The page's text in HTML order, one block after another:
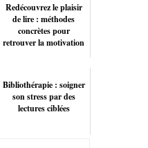
Redécouvrez le plaisir
de lire : méthodes
concrètes pour
retrouver la motivation
Bibliothérapie : soigner
son stress par des
lectures ciblées